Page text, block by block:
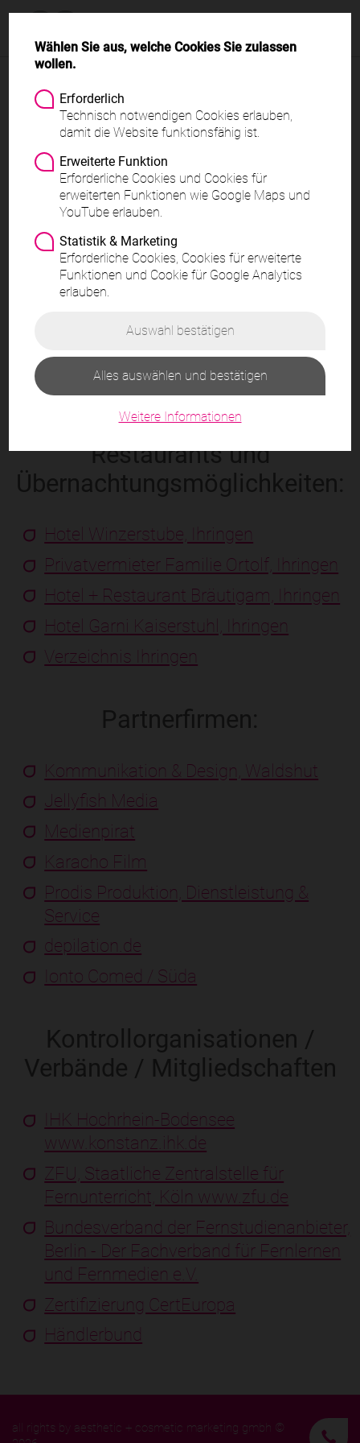
Seminare und
Fernlehrgänge für
Kosmetik, Wellness und
Körperpflege
Links
Restaurants und
Übernachtungsmöglichkeiten:
Hotel Winzerstube, Ihringen
Privatvermieter Familie Ortolf, Ihringen
Hotel + Restaurant Bräutigam, Ihringen
Hotel Garni Kaiserstuhl, Ihringen
Verzeichnis Ihringen
Partnerfirmen:
Kommunikation & Design, Waldshut
Jellyfish Media
Medienpirat
Karacho Film
Prodis Produktion, Dienstleistung &
Service
depilation.de
Ionto Comed / Süda
Kontrollorganisationen /
Verbände / Mitgliedschaften
IHK Hochrhein-Bodensee
www.konstanz.ihk.de
ZFU, Staatliche Zentralstelle für
Fernunterricht, Köln www.zfu.de
Bundesverband der Fernstudienanbieter,
Berlin - Der Fachverband für Fernlernen
und Fernmedien e.V.
Zertifizierung CertEuropa
Händlerbund
all rights by aesthetic + cosmetic marketing gmbh ©
Wählen Sie aus, welche Cookies Sie zulassen
wollen.
Erforderlich
Technisch notwendigen Cookies erlauben,
damit die Website funktionsfähig ist.
Erweiterte Funktion
Erforderliche Cookies und Cookies für
erweiterten Funktionen wie Google Maps und
YouTube erlauben.
Statistik & Marketing
Erforderliche Cookies, Cookies für erweiterte
Funktionen und Cookie für Google Analytics
erlauben.
Auswahl bestätigen
Alles auswählen und bestätigen
Weitere Informationen